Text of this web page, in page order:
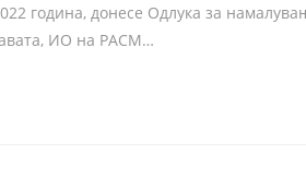
година, донесе Одлука за
ИО на РАСМ…